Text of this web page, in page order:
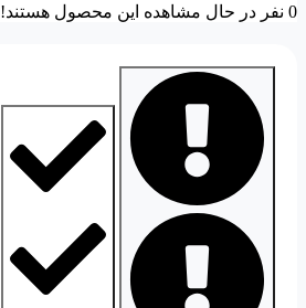
0 نفر در حال مشاهده این محصول هستند!